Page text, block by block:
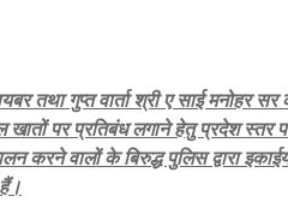
तथा गुप्त वार्ता श्री ए साई मनोहर सर
खातों पर प्रतिबंध लगाने हेतु प्रदेश
वालों के बिरुद्ध पुलिस द्वारा